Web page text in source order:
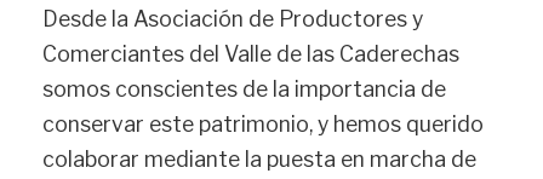
Desde la Asociación de Productores y
Comerciantes del Valle de las Caderechas
somos conscientes de la importancia de
conservar este patrimonio, y hemos querido
colaborar mediante la puesta en marcha de